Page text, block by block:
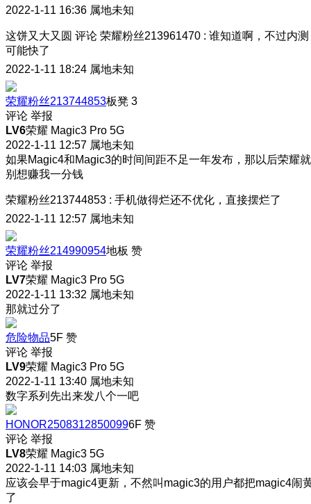
2022-1-11 16:36 属地未知
这饼又大又圆 评论 荣耀粉丝213961470 : 谁知道啊，不过内测
可能快了
2022-1-11 18:24 属地未知
荣耀粉丝213744853板凳 3
评论 举报
LV6荣耀 Magic3 Pro 5G
2022-1-11 12:57 属地未知
如果Magic4和Magic3的时间间距不足一年发布，那以后荣耀就
别想赚我一分钱
荣耀粉丝213744853 : 手机做得烂还不优化，直接摆烂了
2022-1-11 12:57 属地未知
荣耀粉丝214990954地板 赞
评论 举报
LV7荣耀 Magic3 Pro 5G
2022-1-11 13:32 属地未知
那就过分了
危险物品5F 赞
评论 举报
LV9荣耀 Magic3 Pro 5G
2022-1-11 13:40 属地未知
数字系列先出来发八个一吧
HONOR25083128500996F 赞
评论 举报
LV8荣耀 Magic3 5G
2022-1-11 14:03 属地未知
应该会早于magic4更新，不然叫magic3的用户都把magic4闹
了